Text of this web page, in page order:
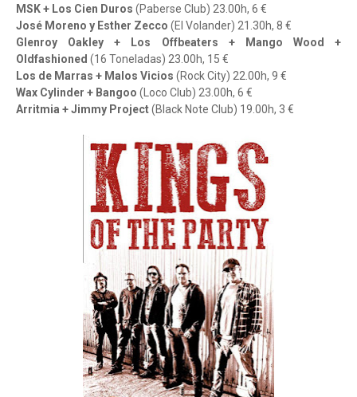
MSK + Los Cien Duros (Paberse Club) 23.00h, 6 €
José Moreno y Esther Zecco (El Volander) 21.30h, 8 €
Glenroy Oakley + Los Offbeaters + Mango Wood +
Oldfashioned (16 Toneladas) 23.00h, 15 €
Los de Marras + Malos Vicios (Rock City) 22.00h, 9 €
Wax Cylinder + Bangoo (Loco Club) 23.00h, 6 €
Arritmia + Jimmy Project(Black Note Club) 19.00h, 3 €